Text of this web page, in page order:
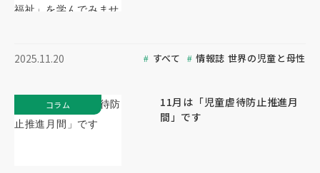
2025.11.20 すべて 情報誌 世界の児童と母性
11月は「児童虐待防止推進月
間」です
コラム